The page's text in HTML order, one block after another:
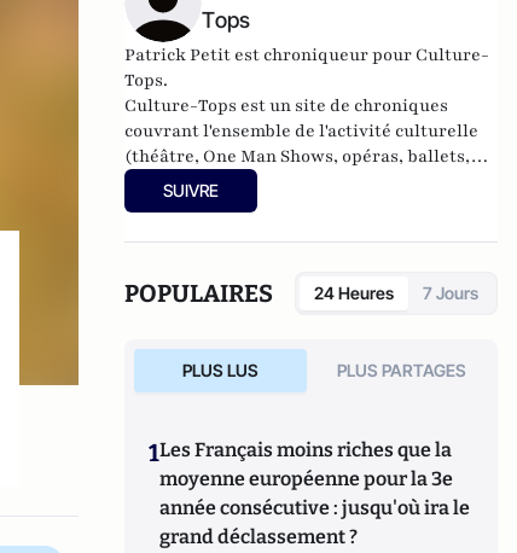
Tops
Patrick Petit est chroniqueur pour Culture-
Tops.
Culture-Tops est un site de chroniques
couvrant l'ensemble de l'activité culturelle
(théâtre, One Man Shows, opéras, ballets,
spectacles divers, cinéma, expos, livres,
etc.).
SUIVRE
POPULAIRES 24 Heures 7 Jours
PLUS LUS PLUS PARTAGES
1Les Français moins riches que la
moyenne européenne pour la 3e
année consécutive : jusqu'où ira le
grand déclassement ?